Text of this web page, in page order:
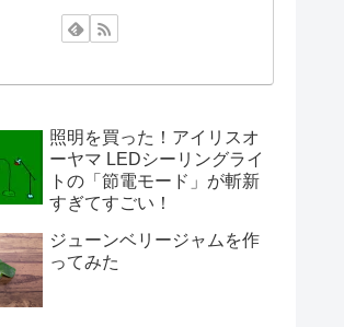
照明を買った！アイリスオ
ーヤマ LEDシーリングライ
トの「節電モード」が斬新
すぎてすごい！
ジューンベリージャムを作
ってみた